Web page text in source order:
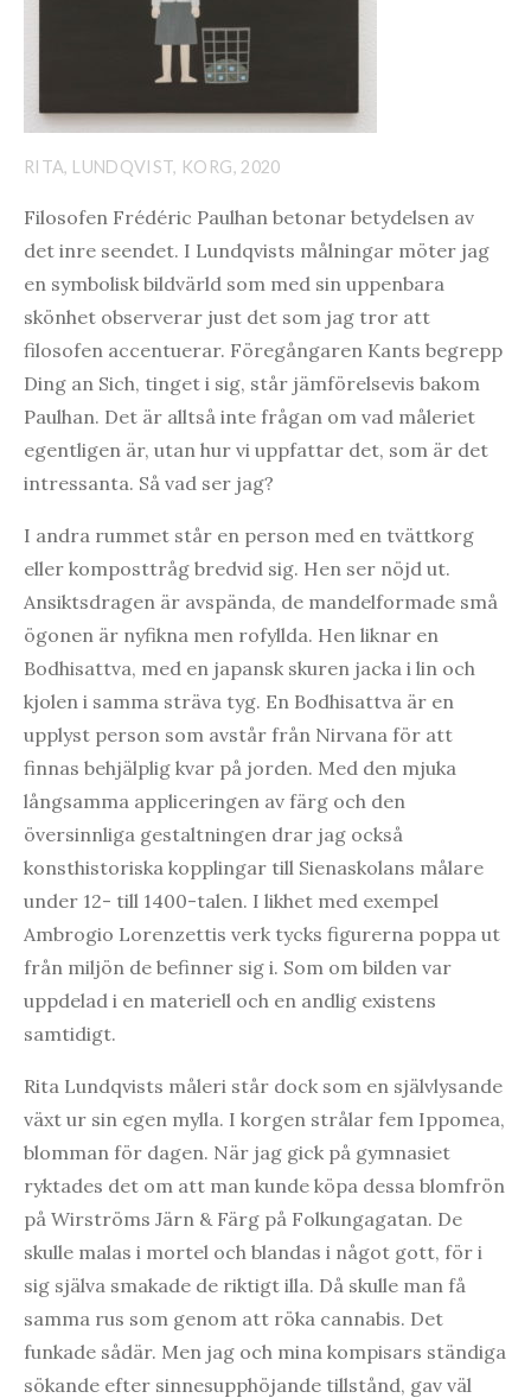
RITA, LUNDQVIST, KORG, 2020
Filosofen Frédéric Paulhan betonar betydelsen av
det inre seendet. I Lundqvists målningar möter jag
en symbolisk bildvärld som med sin uppenbara
skönhet observerar just det som jag tror att
filosofen accentuerar. Föregångaren Kants begrepp
Ding an Sich, tinget i sig, står jämförelsevis bakom
Paulhan. Det är alltså inte frågan om vad måleriet
egentligen är, utan hur vi uppfattar det, som är det
intressanta. Så vad ser jag?
I andra rummet står en person med en tvättkorg
eller komposttråg bredvid sig. Hen ser nöjd ut.
Ansiktsdragen är avspända, de mandelformade små
ögonen är nyfikna men rofyllda. Hen liknar en
Bodhisattva, med en japansk skuren jacka i lin och
kjolen i samma sträva tyg. En Bodhisattva är en
upplyst person som avstår från Nirvana för att
finnas behjälplig kvar på jorden. Med den mjuka
långsamma appliceringen av färg och den
översinnliga gestaltningen drar jag också
konsthistoriska kopplingar till Sienaskolans målare
under 12- till 1400-talen. I likhet med exempel
Ambrogio Lorenzettis verk tycks figurerna poppa ut
från miljön de befinner sig i. Som om bilden var
uppdelad i en materiell och en andlig existens
samtidigt.
Rita Lundqvists måleri står dock som en självlysande
växt ur sin egen mylla. I korgen strålar fem Ippomea,
blomman för dagen. När jag gick på gymnasiet
ryktades det om att man kunde köpa dessa blomfrön
på Wirströms Järn & Färg på Folkungagatan. De
skulle malas i mortel och blandas i något gott, för i
sig själva smakade de riktigt illa. Då skulle man få
samma rus som genom att röka cannabis. Det
funkade sådär. Men jag och mina kompisars ständiga
sökande efter sinnesupphöjande tillstånd, gav väl